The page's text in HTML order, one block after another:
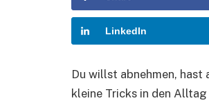
LinkedIn
Du willst abnehmen, hast
kleine Tricks in den